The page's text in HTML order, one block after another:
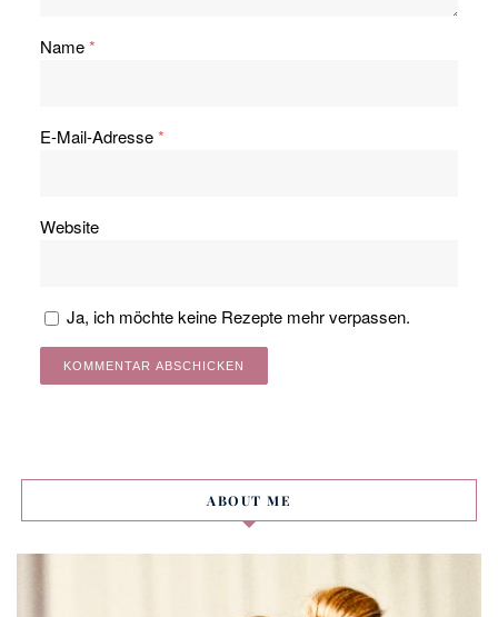
Name*
E-Mail-Adresse*
Website
Ja, ich möchte keine Rezepte mehr verpassen.
ABOUT ME